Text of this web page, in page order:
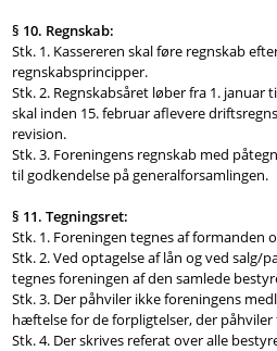
§ 10. Regnskab:
Stk. 1. Kassereren skal føre regnskab
regnskabsprincipper.
Stk. 2. Regnskabsåret løber fra 1. januar
skal inden 15. februar aflevere
revision.
Stk. 3. Foreningens regnskab med
til godkendelse på generalforsamlingen.
§ 11. Tegningsret:
Stk. 1. Foreningen tegnes af formanden
Stk. 2. Ved optagelse af lån og ved
tegnes foreningen af den samlede
Stk. 3. Der påhviler ikke foreningens
hæftelse for de forpligtelser, der påhviler
Stk. 4. Der skrives referat over alle